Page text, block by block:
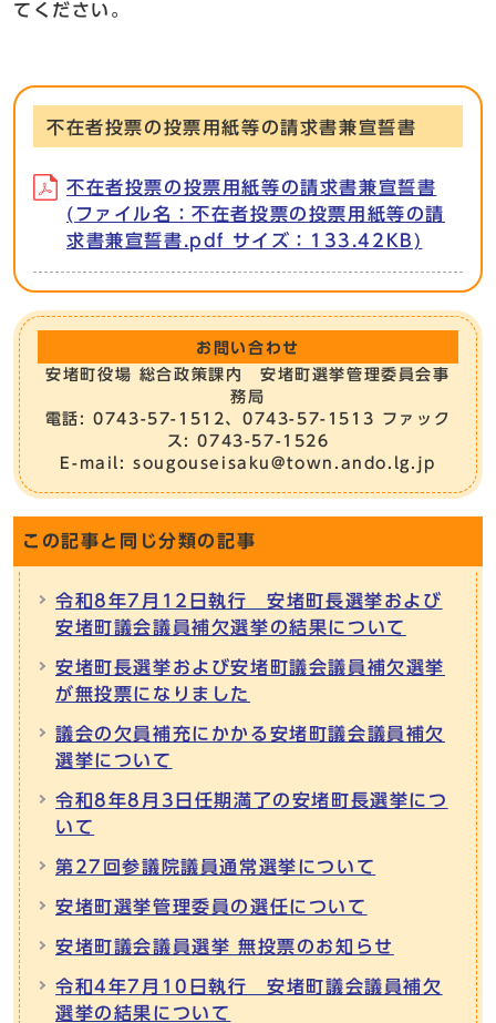
てください。
不在者投票の投票用紙等の請求書兼宣誓書
不在者投票の投票用紙等の請求書兼宣誓書
(ファイル名：不在者投票の投票用紙等の請
求書兼宣誓書.pdf サイズ：133.42KB)
お問い合わせ
安堵町役場 総合政策課内 安堵町選挙管理委員会事
務局
電話: 0743-57-1512、0743-57-1513 ファック
ス: 0743-57-1526
E-mail: sougouseisaku@town.ando.lg.jp
この記事と同じ分類の記事
令和8年7月12日執行 安堵町長選挙および
安堵町議会議員補欠選挙の結果について
安堵町長選挙および安堵町議会議員補欠選挙
が無投票になりました
議会の欠員補充にかかる安堵町議会議員補欠
選挙について
令和8年8月3日任期満了の安堵町長選挙につ
いて
第27回参議院議員通常選挙について
安堵町選挙管理委員の選任について
安堵町議会議員選挙 無投票のお知らせ
令和4年7月10日執行 安堵町議会議員補欠
選挙の結果について